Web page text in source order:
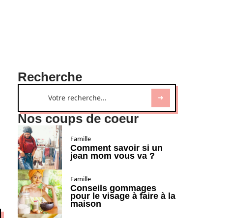
Recherche
Nos coups de coeur
Famille
Comment savoir si un
jean mom vous va ?
Famille
Conseils gommages
pour le visage à faire à la
maison